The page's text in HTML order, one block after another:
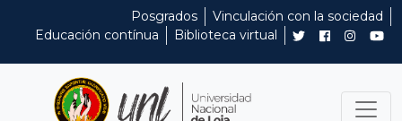
Posgrados
Vinculación con la sociedad
Educación contínua
Biblioteca virtual